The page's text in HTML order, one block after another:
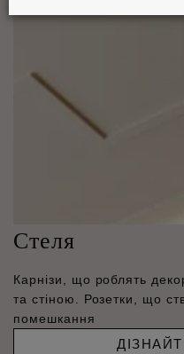
Стеля
Карнізи, що роблять
та стіною. Розетки, що
помешкання